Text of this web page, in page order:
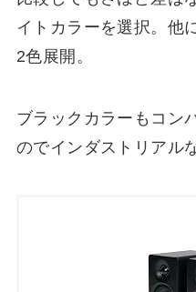
イトカラーを選択。他
2色展開。
ブラックカラーもコン
のでインダストリアル